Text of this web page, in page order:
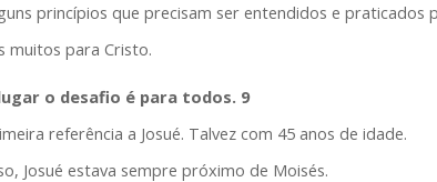
princípios que precisam ser entendidos e praticados
muitos para Cristo.
o desafio é para todos. 9
referência a Josué. Talvez com 45 anos de idade.
Josué estava sempre próximo de Moisés.